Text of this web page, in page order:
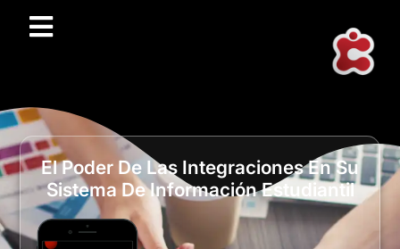
El Poder De Las Integraciones En Su
Sistema De Información Estudiantil